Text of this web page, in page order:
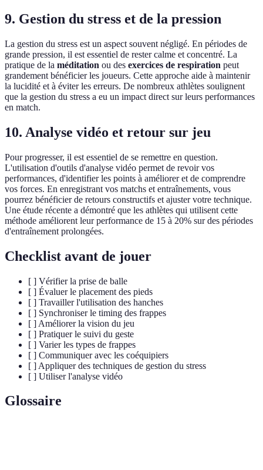
9. Gestion du stress et de la pression
La gestion du stress est un aspect souvent négligé. En périodes de
grande pression, il est essentiel de rester calme et concentré. La
pratique de la méditation ou des exercices de respiration peut
grandement bénéficier les joueurs. Cette approche aide à maintenir
la lucidité et à éviter les erreurs. De nombreux athlètes soulignent
que la gestion du stress a eu un impact direct sur leurs performances
en match.
10. Analyse vidéo et retour sur jeu
Pour progresser, il est essentiel de se remettre en question.
L'utilisation d'outils d'analyse vidéo permet de revoir vos
performances, d'identifier les points à améliorer et de comprendre
vos forces. En enregistrant vos matchs et entraînements, vous
pourrez bénéficier de retours constructifs et ajuster votre technique.
Une étude récente a démontré que les athlètes qui utilisent cette
méthode améliorent leur performance de 15 à 20% sur des périodes
d'entraînement prolongées.
Checklist avant de jouer
[ ] Vérifier la prise de balle
[ ] Évaluer le placement des pieds
[ ] Travailler l'utilisation des hanches
[ ] Synchroniser le timing des frappes
[ ] Améliorer la vision du jeu
[ ] Pratiquer le suivi du geste
[ ] Varier les types de frappes
[ ] Communiquer avec les coéquipiers
[ ] Appliquer des techniques de gestion du stress
[ ] Utiliser l'analyse vidéo
Glossaire